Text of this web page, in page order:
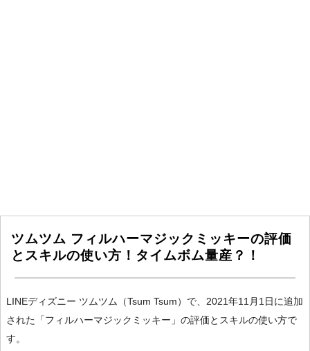
ツムツム フィルハーマジックミッキーの評価
とスキルの使い方！タイムボム量産？！
LINEディズニー ツムツム（Tsum Tsum）で、2021年11月1日に追加
された「フィルハーマジックミッキー」の評価とスキルの使い方で
す。